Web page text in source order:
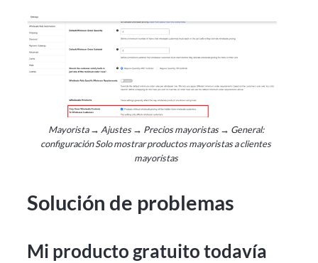
Mayorista → Ajustes → Precios mayoristas → General:
configuración Solo mostrar productos mayoristas a clientes
mayoristas
Solución de problemas
Mi producto gratuito todavía